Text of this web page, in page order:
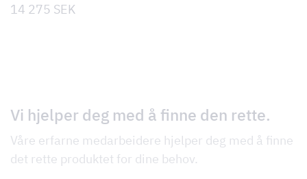
14 275 SEK
Vi hjelper deg med å finne den rette.
Våre erfarne medarbeidere hjelper deg med å finne
det rette produktet for dine behov.